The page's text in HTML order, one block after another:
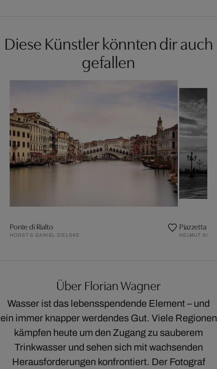
Diese Künstler könnten dir auch
gefallen
Ponte di Rialto
HORST & DANIEL ZIELSKE
Piazzetta
HELMUT
Über Florian Wagner
Wasser ist das lebensspendende Element – und
ein immer knapper werdendes Gut. Viele Regionen
kämpfen heute um den Zugang zu sauberem
Trinkwasser und sehen sich mit wachsenden
Herausforderungen konfrontiert. Der Fotograf